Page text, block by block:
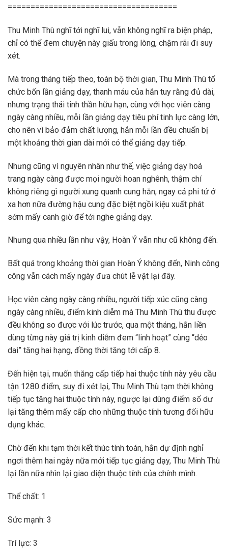
=====================================
Thu Minh Thù nghĩ tới nghĩ lui, vẫn không nghĩ ra biện pháp,
chỉ có thể đem chuyện này giấu trong lòng, chậm rãi đi suy
xét.
Mà trong tháng tiếp theo, toàn bộ thời gian, Thu Minh Thù tổ
chức bốn lần giảng dạy, thanh máu của hắn tuy rằng đủ dài,
nhưng trạng thái tinh thần hữu hạn, cùng với học viên càng
ngày càng nhiều, mỗi lần giảng dạy tiêu phí tinh lực càng lớn,
cho nên vì bảo đảm chất lượng, hắn mỗi lần đều chuẩn bị
một khoảng thời gian dài mới có thể giảng dạy tiếp.
Nhưng cũng vì nguyên nhân như thế, việc giảng dạy hoá
trang ngày càng được mọi người hoan nghênh, thậm chí
không riêng gì người xung quanh cung hắn, ngay cả phi tử ở
xa hơn nữa đường hậu cung đặc biệt ngồi kiệu xuất phát
sớm mấy canh giờ để tới nghe giảng dạy.
Nhưng qua nhiều lần như vậy, Hoàn Ý vẫn như cũ không đến.
Bất quá trong khoảng thời gian Hoàn Ý không đến, Ninh công
công vẫn cách mấy ngày đưa chút lễ vật lại đây.
Học viên càng ngày càng nhiều, người tiếp xúc cũng càng
ngày càng nhiều, điểm kinh diễm mà Thu Minh Thù thu được
đều không so được với lúc trước, qua một tháng, hắn liền
dùng từng này giá trị kinh diễm đem “linh hoạt” cùng “dẻo
dai” tăng hai hạng, đồng thời tăng tới cấp 8.
Đến hiện tại, muốn thăng cấp tiếp hai thuộc tính này yêu cầu
tận 1280 điểm, suy đi xét lại, Thu Minh Thù tạm thời không
tiếp tục tăng hai thuộc tính này, ngược lại dùng điểm số dư
lại tăng thêm mấy cấp cho những thuộc tính tương đối hữu
dụng khác.
Chờ đến khi tạm thời kết thúc tính toán, hắn dự định nghỉ
ngơi thêm hai ngày nữa mới tiếp tục giảng dạy, Thu Minh Thù
lại lần nữa nhìn lại giao diện thuộc tính của chính mình.
Thể chất: 1
Sức mạnh: 3
Trí lực: 3